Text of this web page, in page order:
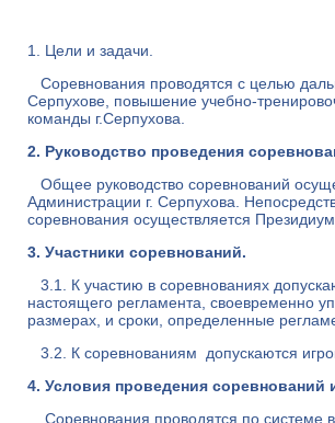
1. Цели и задачи.
Соревнования проводятся с целью
Серпухове, повышение учебно-
команды г.Серпухова.
2. Руководство проведения
Общее руководство соревнований
Администрации г. Серпухова.
соревнования осуществляется
3. Участники соревнований.
3.1. К участию в соревнованиях
настоящего регламента, своевременно
размерах, и сроки, определенные
3.2. К соревнованиям допускаются
4. Условия проведения соревнований
Соревнования проводятся по системе